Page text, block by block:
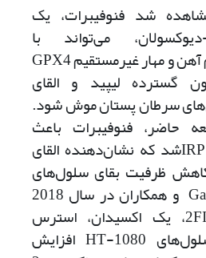
شد فنوفیبرات‌، یک
1،2-دیوکسولان، می‌تواند با
اکسیداسیون مستقیم آهن و مهار غیرمستقیم GPX4
گسترده لیپید و القای
سرطان پستان موش شود.
حاضر، فنوفیبرات باعث
افزایش بیان ژن ‌2 IRPشد که نشان‌دهنده القای
ظرفیت بقای سلول‌های
توموری است. Gaschler و همکاران در سال 2018
نشان دادند 2‌‌FINO، یک اکسیدان، استرس
اکسیداتیو را در سلول‌های HT-1080 افزایش